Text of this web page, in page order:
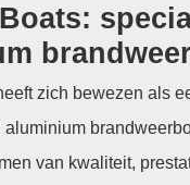
zich bewezen als
aluminium
van kwaliteit,